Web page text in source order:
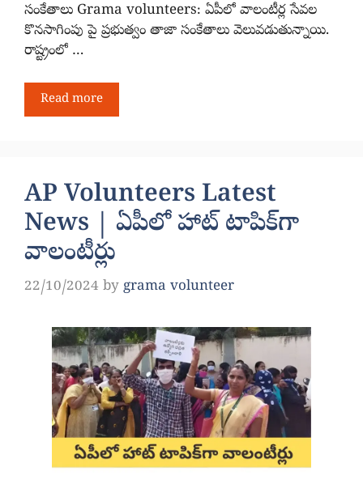
సంకేతాలు Grama volunteers: ఏపీలో వాలంటీర్ల సేవల
కొనసాగింపు పై ప్రభుత్వం తాజా సంకేతాలు వెలువడుతున్నాయి.
రాష్ట్రంలో …
Read more
AP Volunteers Latest
News | ఏపీలో హాట్ టాపిక్‌గా
వాలంటీర్లు
22/10/2024 by grama volunteer